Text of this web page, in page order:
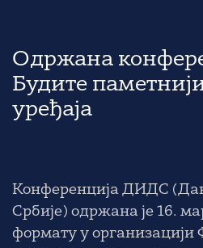
Одржана
Будите
уређаја
Конференција ДИДС
Србије) одржана је 16.
формату у организацији